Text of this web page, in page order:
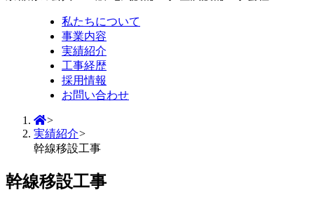
私たちについて
事業内容
実績紹介
工事経歴
採用情報
お問い合わせ
>
実績紹介>
幹線移設工事
幹線移設工事